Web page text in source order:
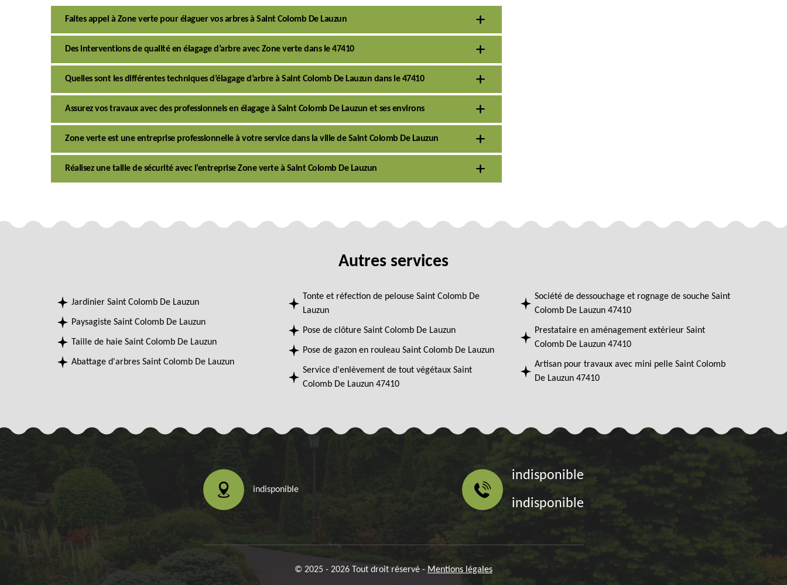
Faites appel à Zone verte pour élaguer vos arbres à Saint Colomb De Lauzun
Des interventions de qualité en élagage d’arbre avec Zone verte dans le 47410
Quelles sont les différentes techniques d’élagage d’arbre à Saint Colomb De Lauzun dans le 47410
Assurez vos travaux avec des professionnels en élagage à Saint Colomb De Lauzun et ses environs
Zone verte est une entreprise professionnelle à votre service dans la ville de Saint Colomb De Lauzun
Réalisez une taille de sécurité avec l’entreprise Zone verte à Saint Colomb De Lauzun
Autres services
Jardinier Saint Colomb De Lauzun
Paysagiste Saint Colomb De Lauzun
Taille de haie Saint Colomb De Lauzun
Abattage d'arbres Saint Colomb De Lauzun
Tonte et réfection de pelouse Saint Colomb De
Lauzun
Pose de clôture Saint Colomb De Lauzun
Pose de gazon en rouleau Saint Colomb De Lauzun
Service d'enlèvement de tout végétaux Saint
Colomb De Lauzun 47410
Société de dessouchage et rognage de souche Saint
Colomb De Lauzun 47410
Prestataire en aménagement extérieur Saint
Colomb De Lauzun 47410
Artisan pour travaux avec mini pelle Saint Colomb
De Lauzun 47410
indisponible
indisponible
indisponible
© 2025 - 2026 Tout droit réservé - Mentions légales